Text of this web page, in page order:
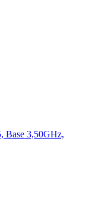
Base 3,50GHz,